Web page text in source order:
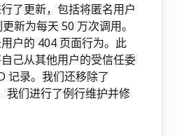
了更新，包括将匿名用户
新为每天 50 万次调用。
户的 404 页面行为。此
己从其他用户的受信任委
记录。我们还移除了
我们进行了例行维护并修